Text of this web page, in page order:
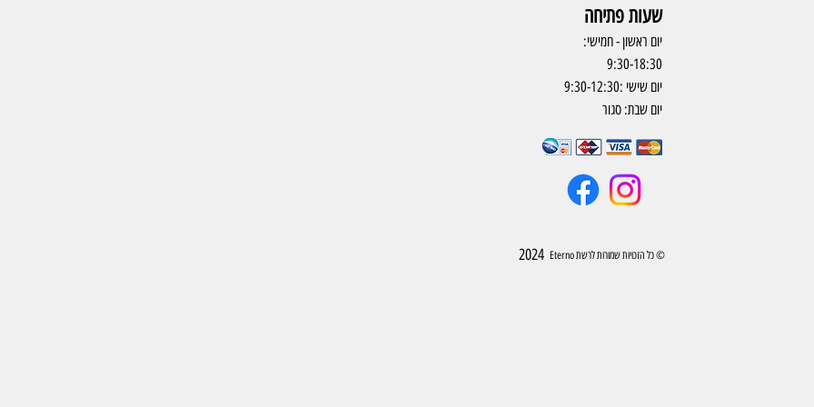
שעות פתיחה
יום ראשון - חמישי:
9:30-18:30
יום שישי :9:30-12:30
יום שבת: סגור
2024 © כל הזכויות שמורות לרשת Eterno